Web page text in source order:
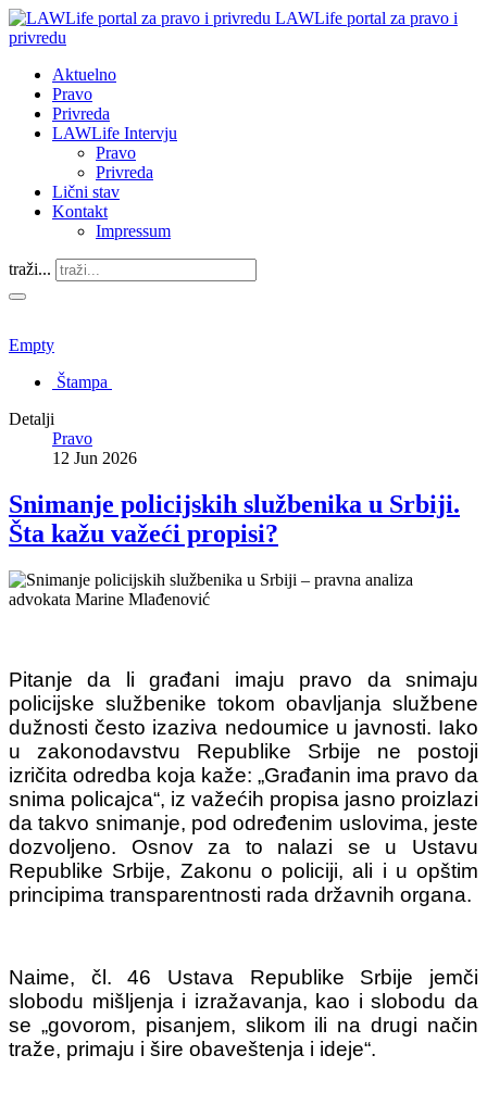
LAWLife portal za pravo i
privredu
Aktuelno
Pravo
Privreda
LAWLife Intervju
Pravo
Privreda
Lični stav
Kontakt
Impressum
traži...
Empty
Štampa
Detalji
Pravo
12 Jun 2026
Snimanje policijskih službenika u Srbiji.
Šta kažu važeći propisi?
Pitanje da li građani imaju pravo da snimaju
policijske službenike tokom obavljanja službene
dužnosti često izaziva nedoumice u javnosti. Iako
u zakonodavstvu Republike Srbije ne postoji
izričita odredba koja kaže: „Građanin ima pravo da
snima policajca“, iz važećih propisa jasno proizlazi
da takvo snimanje, pod određenim uslovima, jeste
dozvoljeno. Osnov za to nalazi se u Ustavu
Republike Srbije, Zakonu o policiji, ali i u opštim
principima transparentnosti rada državnih organa.
Naime, čl. 46 Ustava Republike Srbije jemči
slobodu mišljenja i izražavanja, kao i slobodu da
se „govorom, pisanjem, slikom ili na drugi način
traže, primaju i šire obaveštenja i ideje“.